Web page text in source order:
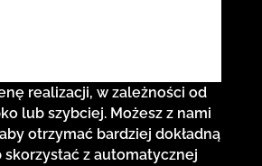
realizacji, w zależności od
lub szybciej. Możesz z nami
otrzymać bardziej dokładną
z automatycznej